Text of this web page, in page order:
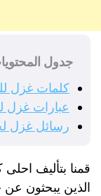
جدول
كلمات غزل
عبارات غزل
رسائل غزل
قمنا بتأليف
الذين يبحثون